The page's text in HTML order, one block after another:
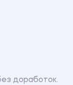
доработок.